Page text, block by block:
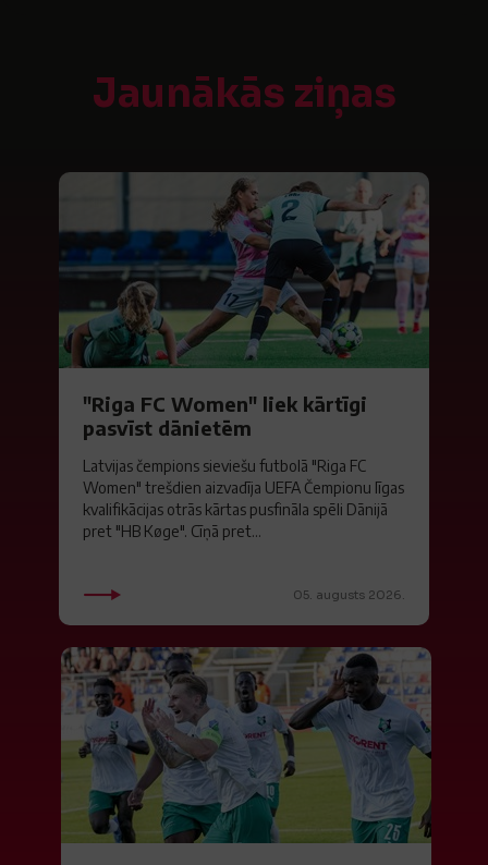
Jaunākās ziņas
"Riga FC Women" liek kārtīgi
pasvīst dānietēm
Latvijas čempions sieviešu futbolā "Riga FC
Women" trešdien aizvadīja UEFA Čempionu līgas
kvalifikācijas otrās kārtas pusfināla spēli Dānijā
pret "HB Køge". Cīņā pret...
05. augusts 2026.